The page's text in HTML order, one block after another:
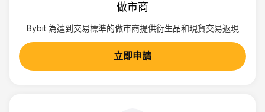
做市商
Bybit 為達到交易標準的做市商提供衍生品和現貨交易返現
立即申請